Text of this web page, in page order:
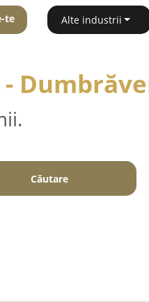
te Alte industrii
Căutare